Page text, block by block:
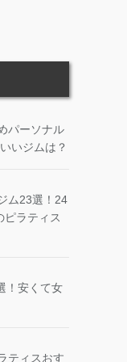
パーソナル
いジムは？
ム23選！24
ピラティス
！安くて女
ティスおす